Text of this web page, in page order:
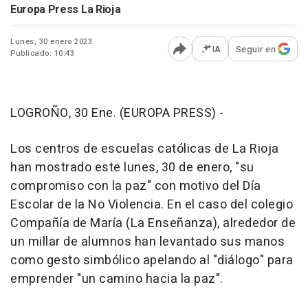
Europa Press La Rioja
Lunes, 30 enero 2023
Publicado: 10:43
Abrir opciones para
IA Seguir en
LOGROÑO, 30 Ene. (EUROPA PRESS) -
Los centros de escuelas católicas de La Rioja
han mostrado este lunes, 30 de enero, "su
compromiso con la paz" con motivo del Día
Escolar de la No Violencia. En el caso del colegio
Compañía de María (La Enseñanza), alrededor de
un millar de alumnos han levantado sus manos
como gesto simbólico apelando al "diálogo" para
emprender "un camino hacia la paz".